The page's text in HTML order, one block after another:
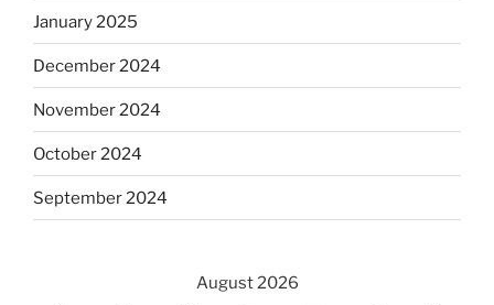
January 2025
December 2024
November 2024
October 2024
September 2024
August 2026